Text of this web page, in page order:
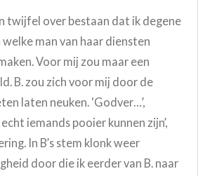
twijfel over bestaan dat ik degene
man van haar diensten
Voor mij zou maar een
B. zou zich voor mij door de
laten neuken. ‘Godver…’,
iemands pooier kunnen zijn’,
In B’s stem klonk weer
door die ik eerder van B. naar